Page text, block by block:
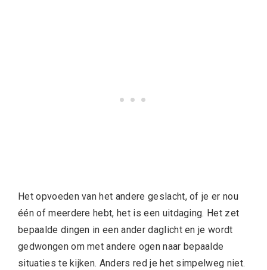
Het opvoeden van het andere geslacht, of je er nou
één of meerdere hebt, het is een uitdaging. Het zet
bepaalde dingen in een ander daglicht en je wordt
gedwongen om met andere ogen naar bepaalde
situaties te kijken. Anders red je het simpelweg niet.